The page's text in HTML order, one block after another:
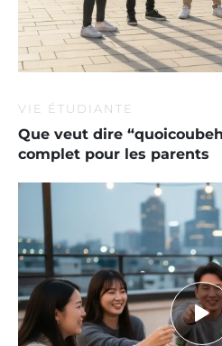
VIE ÉTUDIANTE
Que veut dire
complet pour les parents